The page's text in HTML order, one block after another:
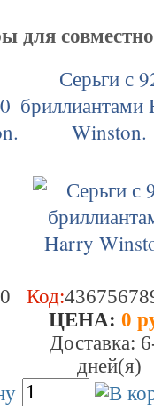
для
Серьги с
бриллиантами
Winston.
Код:
ЦEHA: 0
Доставка:
дней(я)